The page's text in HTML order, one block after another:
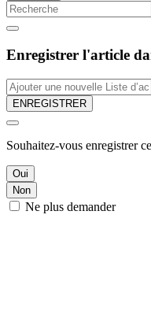
Enregistrer l'article
ENREGISTRER
Souhaitez-vous enregistrer
Oui
Non
Ne plus demander